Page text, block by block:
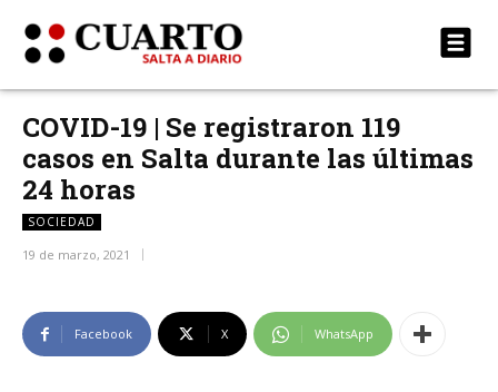
COVID-19 | Se registraron 119
casos en Salta durante las últimas
24 horas
SOCIEDAD
19 de marzo, 2021
Facebook X WhatsApp